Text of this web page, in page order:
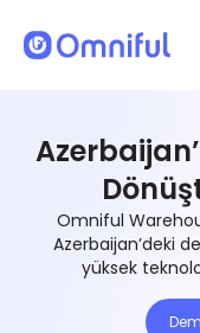
Omniful
Azerbaijan’deki
yüksek